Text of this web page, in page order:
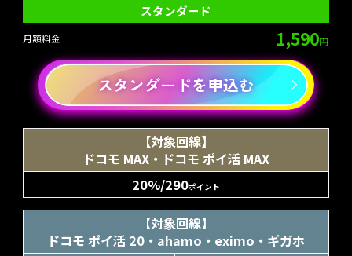
スタンダード
月額料金 1,590円
スタンダードを申込む
【対象回線】
ドコモ MAX・ドコモ ポイ活 MAX
20%/290ポイント
【対象回線】
ドコモ ポイ活 20・ahamo・eximo・ギガホ